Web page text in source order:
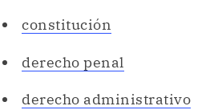
constitución
derecho penal
derecho administrativo